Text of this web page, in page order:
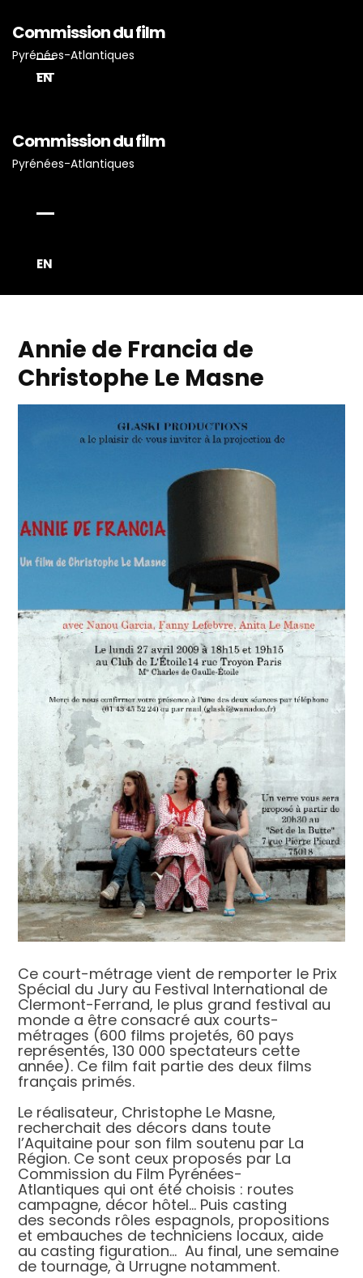
Commission du film
Pyrénées-Atlantiques
EN
Commission du film
Pyrénées-Atlantiques
EN
Tournage ?
Annie de Francia de
Christophe Le Masne
Ce court-métrage vient de remporter le Prix
Spécial du Jury au Festival International de
Clermont-Ferrand, le plus grand festival au
monde a être consacré aux courts-
métrages (600 films projetés, 60 pays
représentés, 130 000 spectateurs cette
année). Ce film fait partie des deux films
français primés.
Le réalisateur, Christophe Le Masne,
recherchait des décors dans toute
l’Aquitaine pour son film soutenu par La
Région. Ce sont ceux proposés par La
Commission du Film Pyrénées-
Atlantiques qui ont été choisis : routes
campagne, décor hôtel… Puis casting
des seconds rôles espagnols, propositions
et embauches de techniciens locaux, aide
au casting figuration… Au final, une semaine
de tournage, à Urrugne notamment.